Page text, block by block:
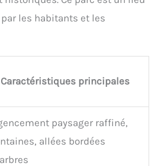
les habitants et les
Caractéristiques principales
paysager raffiné,
allées bordées